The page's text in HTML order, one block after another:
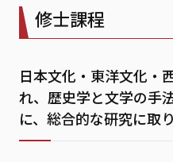
修士課程
日本文化・東洋文化・
れ、歴史学と文学の手
に、総合的な研究に取り